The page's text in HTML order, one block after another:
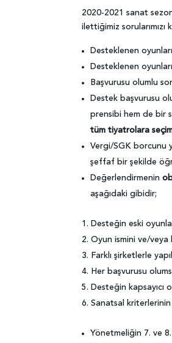
2020-2021 sanat
ilettiğimiz sorularımızı
Desteklenen
Desteklenen
Başvurusu olumlu
Destek başvurusu
prensibi hem de bir
tüm tiyatrolara
Vergi/SGK borcunu
şeffaf bir şekilde
Değerlendirmenin
aşağıdaki gibidir;
Desteğin eski
Oyun ismini ve/veya
Farklı şirketlerle
Her başvurusu
Desteğin kapsayıcı
Sanatsal kriterlerinin
Yönetmeliğin 7. ve